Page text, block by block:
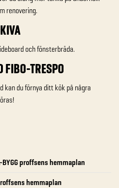
proffsens hemmaplan
hemmaplan
renovering.
och fönsterbräda.
FIBO-TRESPO
kan du förnya ditt kök på några